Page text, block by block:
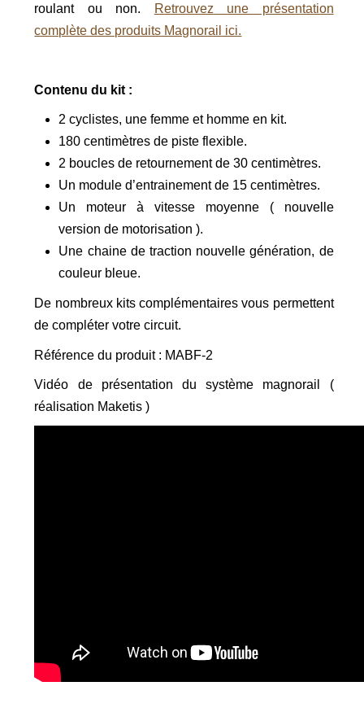
roulant ou non.
Retrouvez une présentation
complète des produits Magnorail ici.
Contenu du kit :
2 cyclistes, une femme et homme en kit.
180 centimètres de piste flexible.
2 boucles de retournement de 30 centimètres.
Un module d’entrainement de 15 centimètres.
Un moteur à vitesse moyenne ( nouvelle
version de motorisation ).
Une chaine de traction nouvelle génération, de
couleur bleue.
De nombreux kits complémentaires vous permettent
de compléter votre circuit.
Référence du produit : MABF-2
Vidéo de présentation du système magnorail (
réalisation Maketis )